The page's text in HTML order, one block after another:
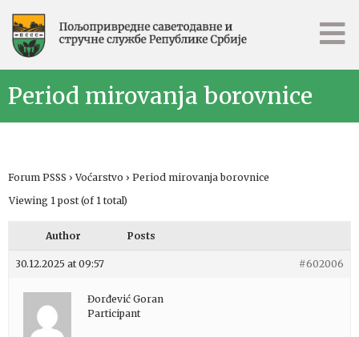
Period mirovanja borovnice
Forum PSSS › Voćarstvo › Period mirovanja borovnice
Viewing 1 post (of 1 total)
Author Posts
30.12.2025 at 09:57 #602006
Đorđević Goran
Participant